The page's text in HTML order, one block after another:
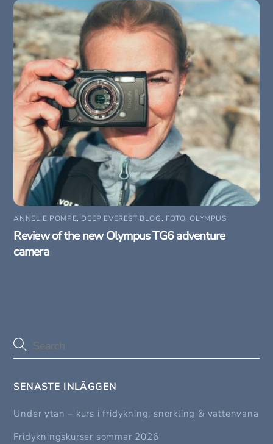
ANNELIE POMPE, DEEP EVEREST BLOG, FOTO,OLYMPUS
Review of the new Olympus TG6 adventure
camera
SENASTE INLÄGGEN
Under ytan – kurs i fridykning, snorkling & vattenvana
Fridykningskurser sommar 2026